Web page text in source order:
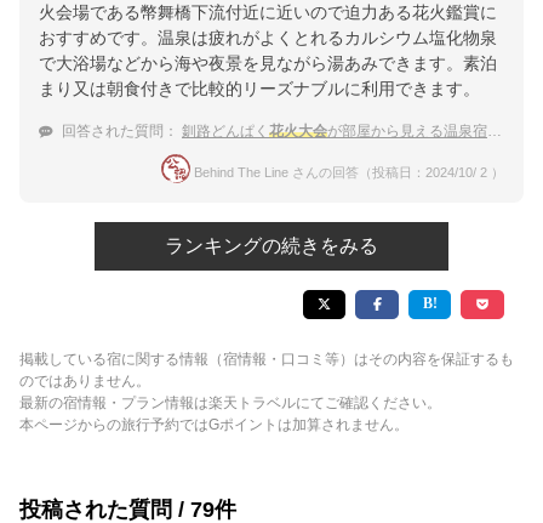
火会場である幣舞橋下流付近に近いので迫力ある花火鑑賞に
おすすめです。温泉は疲れがよくとれるカルシウム塩化物泉
で大浴場などから海や夜景を見ながら湯あみできます。素泊
まり又は朝食付きで比較的リーズナブルに利用できます。
回答された質問： 釧路どんぱく 花火大会が部屋から見える温泉宿のおすすめを教えてください
Behind The Line さんの回答（投稿日：2024/10/ 2 ）
ランキングの続きをみる
掲載している宿に関する情報（宿情報・口コミ等）はその内容を保証するも
のではありません。
最新の宿情報・プラン情報は楽天トラベルにてご確認ください。
本ページからの旅行予約ではGポイントは加算されません。
投稿された質問 / 79件